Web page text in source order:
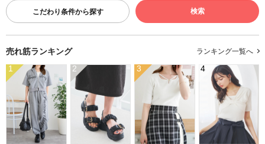
こだわり条件から探す
売れ筋ランキング ランキング一覧へ
1 2 3 4